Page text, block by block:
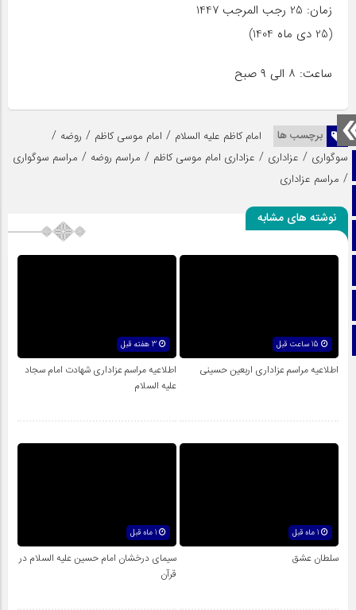
صفحه نخست
ایتا
تلگرام
زمان: 25 رجب المرجب 1447
(25 دی ماه 1404)
ساعت: ۸ الی ۹ صبح
برچسب ها امام کاظم علیه السلام / امام موسی کاظم / روضه /
سوگواری / عزاداری / عزاداری امام موسی کاظم / مراسم روضه / مراسم سوگواری
/ مراسم عزاداری
نوشته های مشابه
اطلاعیه مراسم عزاداری اربعین حسینی
اطلاعیه مراسم عزاداری شهادت امام سجاد
علیه السلام
1 ماه قبل
سلطان عشق
سیمای درخشان امام‌ حسین علیه السلام در
قرآن